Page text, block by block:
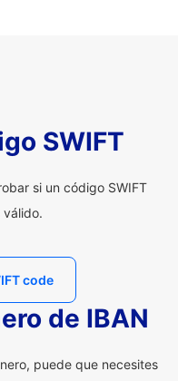
SWIFT
si un código SWIFT
code
de IBAN
puede que necesites